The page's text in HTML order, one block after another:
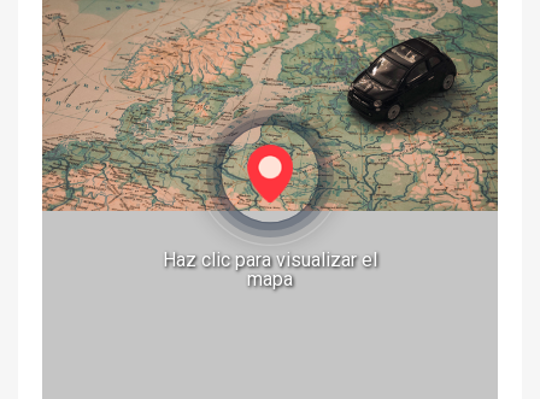
Haz clic para visualizar el
mapa